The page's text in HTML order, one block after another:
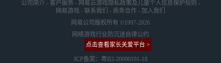
公司简介 - 客户服务 - 网易云游戏隐私政策及儿童个人信息保护规则 -
网易游戏 - 联系我们 - 商务合作 - 加入我们
网易公司版权所有 ©1997-2026
网络游戏行业防沉迷自律公约
点击查看家长关爱平台 >
ICP备案：粤B2-20090191-18